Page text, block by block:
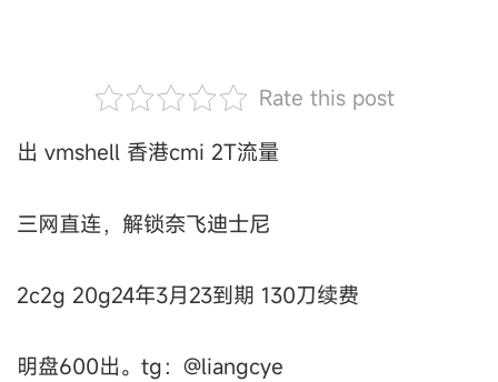
Rate this post
出 vmshell 香港cmi 2T流量
三网直连，解锁奈飞迪士尼
2c2g 20g24年3月23到期 130刀续费
明盘600出。tg：@liangcye